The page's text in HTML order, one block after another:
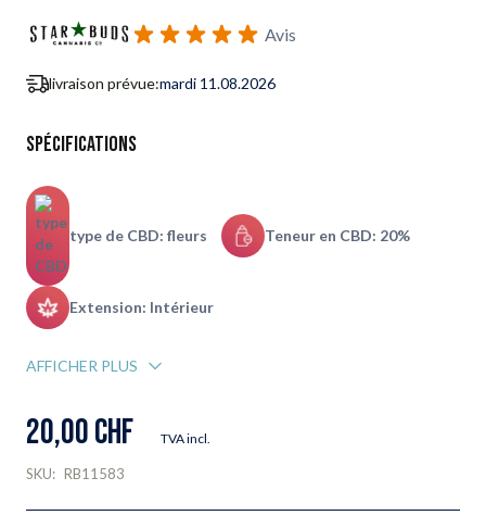
Avis
livraison prévue:mardi 11.08.2026
Spécifications
type de CBD: fleurs Teneur en CBD: 20%
Extension: Intérieur
AFFICHER PLUS
20,00 CHF TVA incl.
SKU: RB11583